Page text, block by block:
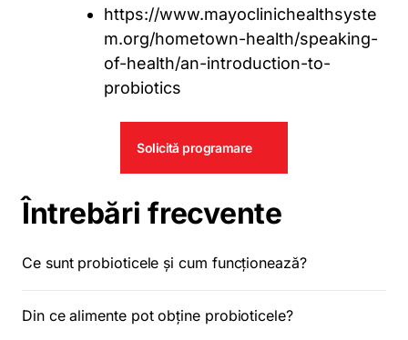
https://www.mayoclinichealthsyste
m.org/hometown-health/speaking-
of-health/an-introduction-to-
probiotics
Solicită programare
Întrebări frecvente
Ce sunt probioticele și cum funcționează?
Din ce alimente pot obține probioticele?